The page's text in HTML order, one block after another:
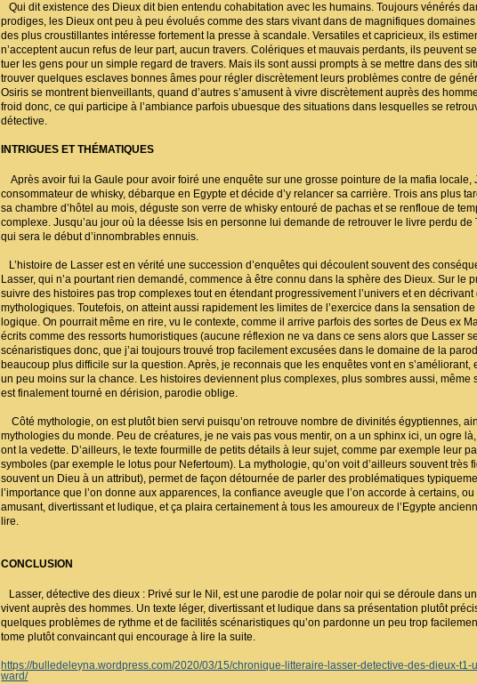
Qui dit existence des Dieux dit bien entendu cohabitation avec les humains. Toujours vénérés
prodiges, les Dieux ont peu à peu évolués comme des stars vivant dans de magnifiques
des plus croustillantes intéresse fortement la presse à scandale. Versatiles et capricieux, ils
n’acceptent aucun refus de leur part, aucun travers. Colériques et mauvais perdants, ils peuvent
tuer les gens pour un simple regard de travers. Mais ils sont aussi prompts à se mettre dans des
trouver quelques esclaves bonnes âmes pour régler discrètement leurs problèmes contre de
Osiris se montrent bienveillants, quand d’autres s’amusent à vivre discrètement auprès des
froid donc, ce qui participe à l’ambiance parfois ubuesque des situations dans lesquelles se
détective.
INTRIGUES ET THÉMATIQUES
Après avoir fui la Gaule pour avoir foiré une enquête sur une grosse pointure de la mafia
consommateur de whisky, débarque en Egypte et décide d’y relancer sa carrière. Trois ans plus
sa chambre d’hôtel au mois, déguste son verre de whisky entouré de pachas et se renfloue de
complexe. Jusqu’au jour où la déesse Isis en personne lui demande de retrouver le livre perdu de
qui sera le début d’innombrables ennuis.
L’histoire de Lasser est en vérité une succession d’enquêtes qui découlent souvent des
Lasser, qui n’a pourtant rien demandé, commence à être connu dans la sphère des Dieux. Sur le
suivre des histoires pas trop complexes tout en étendant progressivement l’univers et en
mythologiques. Toutefois, on atteint aussi rapidement les limites de l’exercice dans la sensation
logique. On pourrait même en rire, vu le contexte, comme il arrive parfois des sortes de Deus ex
écrits comme des ressorts humoristiques (aucune réflexion ne va dans ce sens alors que Lasser
scénaristiques donc, que j’ai toujours trouvé trop facilement excusées dans le domaine de la
beaucoup plus difficile sur la question. Après, je reconnais que les enquêtes vont en
un peu moins sur la chance. Les histoires deviennent plus complexes, plus sombres aussi,
est finalement tourné en dérision, parodie oblige.
Côté mythologie, on est plutôt bien servi puisqu’on retrouve nombre de divinités égyptiennes,
mythologies du monde. Peu de créatures, je ne vais pas vous mentir, on a un sphinx ici, un ogre
ont la vedette. D’ailleurs, le texte fourmille de petits détails à leur sujet, comme par exemple leur
symboles (par exemple le lotus pour Nefertoum). La mythologie, qu’on voit d’ailleurs souvent très
souvent un Dieu à un attribut), permet de façon détournée de parler des problématiques
l’importance que l’on donne aux apparences, la confiance aveugle que l’on accorde à certains,
amusant, divertissant et ludique, et ça plaira certainement à tous les amoureux de l’Egypte
lire.
CONCLUSION
Lasser, détective des dieux : Privé sur le Nil, est une parodie de polar noir qui se déroule dans
vivent auprès des hommes. Un texte léger, divertissant et ludique dans sa présentation plutôt
quelques problèmes de rythme et de facilités scénaristiques qu’on pardonne un peu trop
tome plutôt convaincant qui encourage à lire la suite.
https://bulledeleyna.wordpress.com/2020/03/15/chronique-litteraire-lasser-detective-des-dieux-
ward/